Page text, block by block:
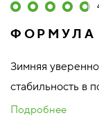
ФОРМУЛА
Зимняя
стабильность в
Подробнее